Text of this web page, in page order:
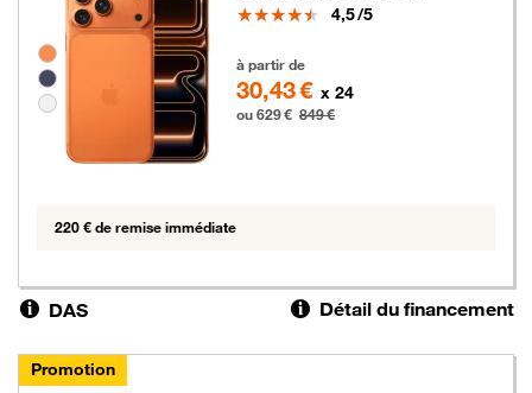
Groupe de couleurs disponibles non sélectionnables
Note
4,5/5
à partir de
30,43 € x 24
ou 629 € 849 €
220 € de remise immédiate
DAS Détail du financement
Promotion